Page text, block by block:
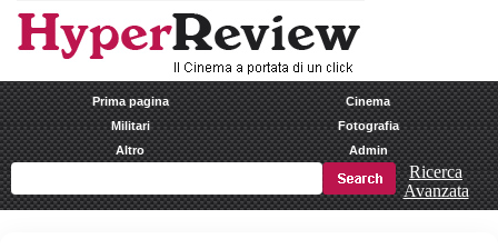
Prima pagina
Cinema
Militari
Fotografia
Altro
Admin
Ricerca
Avanzata